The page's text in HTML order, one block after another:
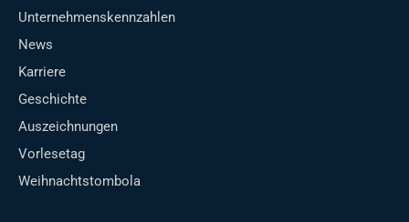
Unternehmenskennzahlen
News
Karriere
Geschichte
Auszeichnungen
Vorlesetag
Weihnachtstombola